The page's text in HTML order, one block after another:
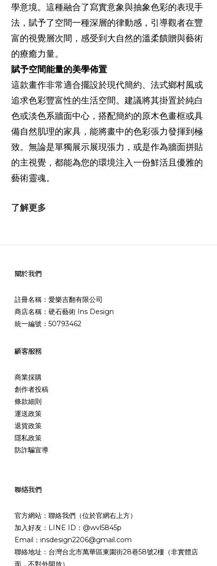
學意境。這種融合了寫實意象與抽象色彩的表現手
法，賦予了空間一種深層的律動感，引導觀者在豐
富的視覺層次間，感受到大自然的溫柔饋贈與藝術
的療癒力量。
賦予空間能量的美學佈置
這款畫作非常適合擺設於現代簡約、法式鄉村風或
追求色彩豐富性的生活空間。建議將其掛置於純白
色或淡色系牆面中心，搭配簡約的原木色畫框或具
備自然肌理的家具，能將畫中的色彩張力發揮到極
致。無論是單獨展示展現張力，或是作為牆面拼貼
的主視覺，都能為您的環境注入一份鮮活且優雅的
藝術靈魂。
了解更多
關於我們
註冊名稱：愛樂吉翻有限公司
商店名稱：硬石藝術 Ins Design
統一編號：50793462
顧客服務
商業採購
創作者投稿
條款細則
運送政策
退貨政策
隱私政策
防詐騙宣導
聯絡我們
官方網站：聯絡我們（位於官網右上方）
加入好友：LINE ID：@wvl5845p
Email：insdesign2206@gmail.com
聯絡地址：台灣台北市萬華區東園街28巷58號2樓（非實體店
面，不對外開放）